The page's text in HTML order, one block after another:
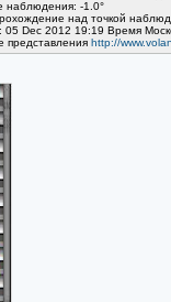
наблюдения: -1.0°
над точкой
Dec 2012 19:19 Время
представления http://